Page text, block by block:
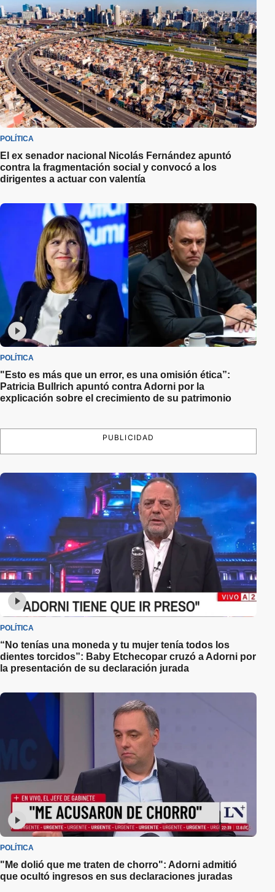
POLÍTICA
El ex senador nacional Nicolás Fernández apuntó
contra la fragmentación social y convocó a los
dirigentes a actuar con valentía
POLÍTICA
"Esto es más que un error, es una omisión ética”:
Patricia Bullrich apuntó contra Adorni por la
explicación sobre el crecimiento de su patrimonio
PUBLICIDAD
POLÍTICA
“No tenías una moneda y tu mujer tenía todos los
dientes torcidos”: Baby Etchecopar cruzó a Adorni por
la presentación de su declaración jurada
POLÍTICA
"Me dolió que me traten de chorro": Adorni admitió
que ocultó ingresos en sus declaraciones juradas